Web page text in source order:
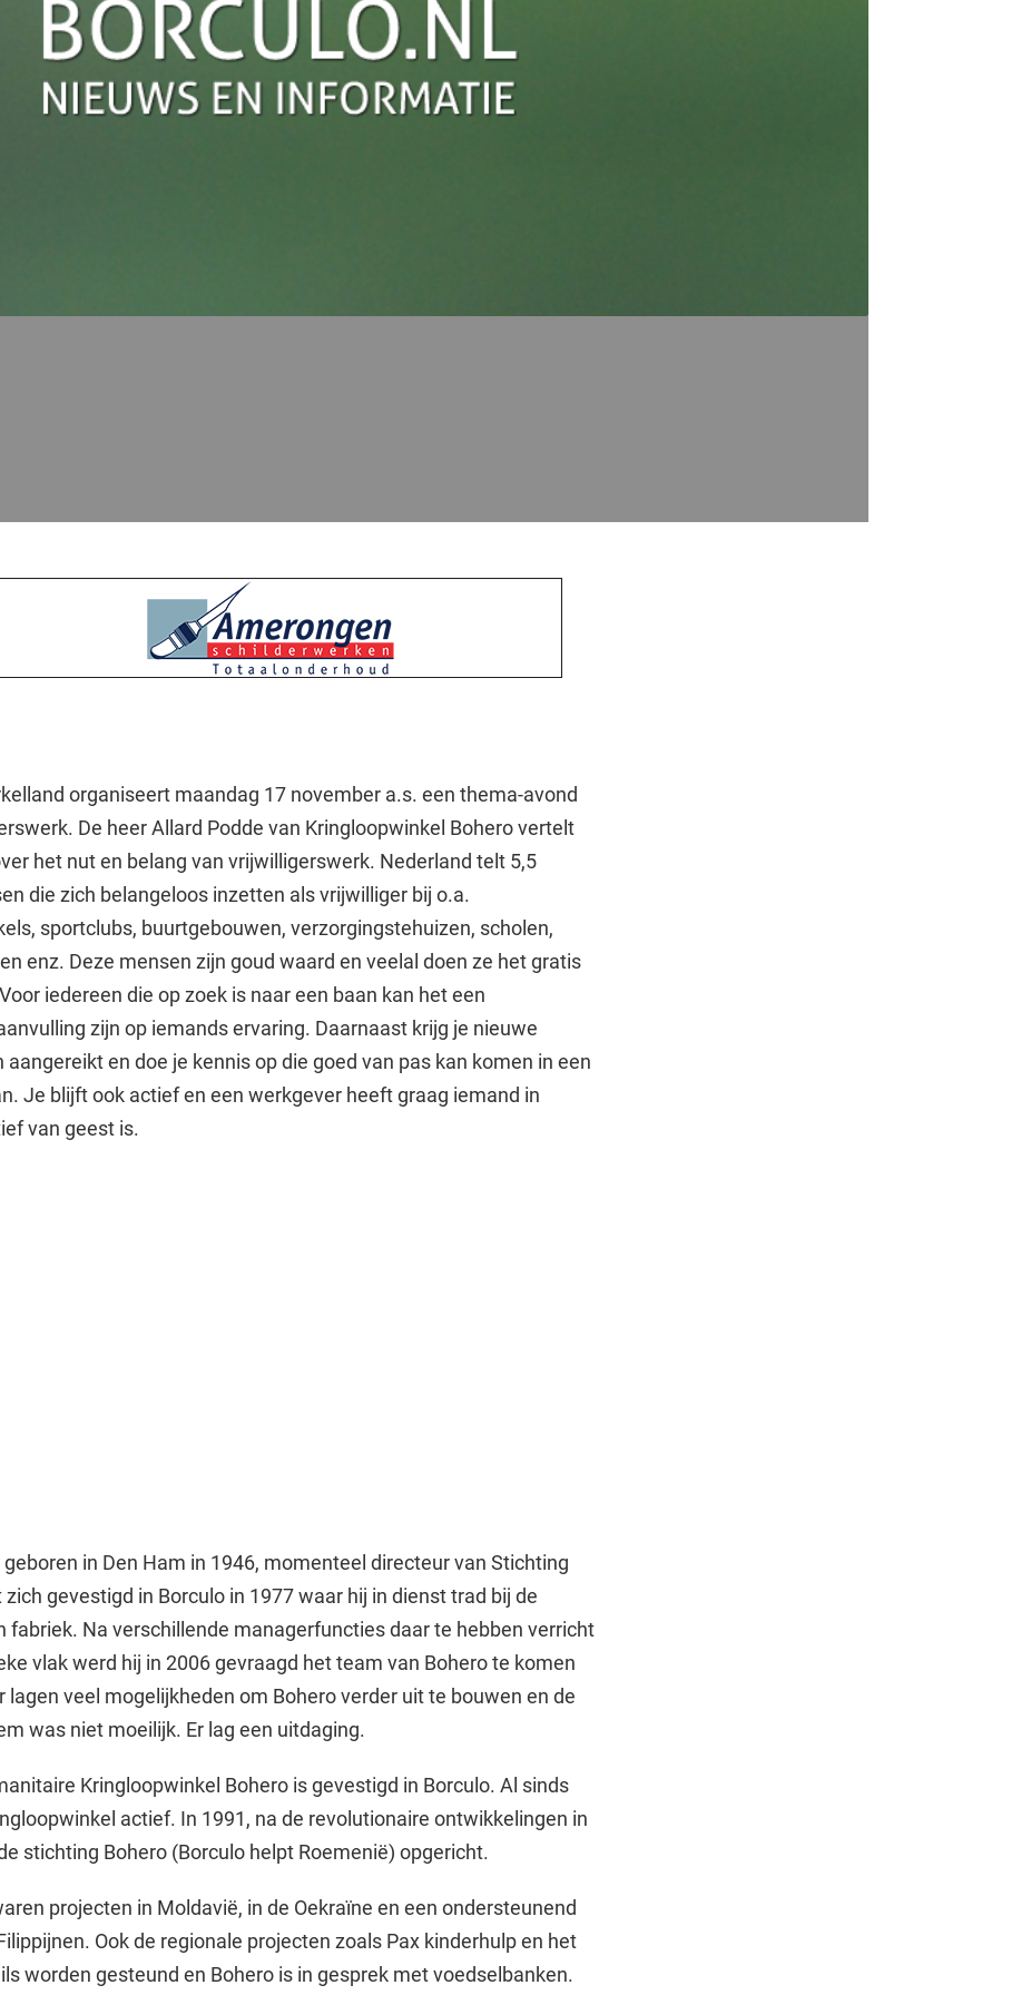
organiseert maandag 17 november a.s. een thema-avond
De heer Allard Podde van Kringloopwinkel Bohero vertelt
het nut en belang van vrijwilligerswerk. Nederland telt 5,5
die zich belangeloos inzetten als vrijwilliger bij o.a.
sportclubs, buurtgebouwen, verzorgingstehuizen, scholen,
enz. Deze mensen zijn goud waard en veelal doen ze het gratis
iedereen die op zoek is naar een baan kan het een
zijn op iemands ervaring. Daarnaast krijg je nieuwe
aangereikt en doe je kennis op die goed van pas kan komen in een
Je blijft ook actief en een werkgever heeft graag iemand in
van geest is.
geboren in Den Ham in 1946, momenteel directeur van Stichting
zich gevestigd in Borculo in 1977 waar hij in dienst trad bij de
fabriek. Na verschillende managerfuncties daar te hebben verricht
vlak werd hij in 2006 gevraagd het team van Bohero te komen
lagen veel mogelijkheden om Bohero verder uit te bouwen en de
was niet moeilijk. Er lag een uitdaging.
Kringloopwinkel Bohero is gevestigd in Borculo. Al sinds
actief. In 1991, na de revolutionaire ontwikkelingen in
stichting Bohero (Borculo helpt Roemenië) opgericht.
projecten in Moldavië, in de Oekraïne en een ondersteunend
Ook de regionale projecten zoals Pax kinderhulp en het
worden gesteund en Bohero is in gesprek met voedselbanken.